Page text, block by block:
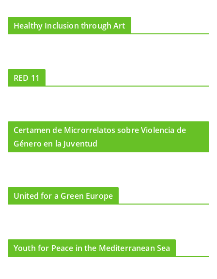
Healthy Inclusion through Art
RED 11
Certamen de Microrrelatos sobre Violencia de
Género en la Juventud
United for a Green Europe
Youth for Peace in the Mediterranean Sea